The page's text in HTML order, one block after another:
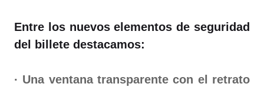
Entre los nuevos elementos de seguridad
del billete destacamos:
· Una ventana transparente con el retrato